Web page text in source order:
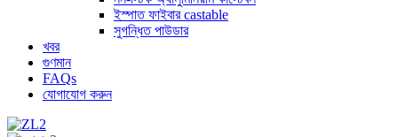
ইস্পাত ফাইবার castable
সুগন্ধিত পাউডার
খবর
গুণমান
FAQs
যোগাযোগ করুন